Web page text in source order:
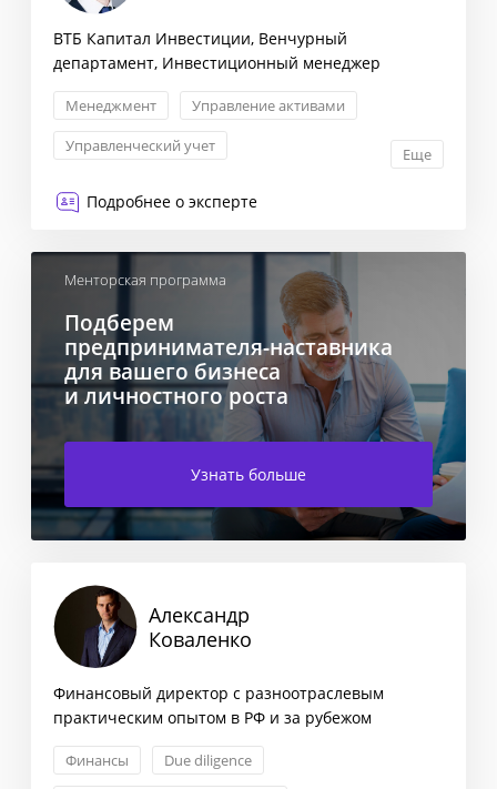
ВТБ Капитал Инвестиции, Венчурный
департамент, Инвестиционный менеджер
Менеджмент
Управление активами
Управленческий учет
Еще
Подробнее о эксперте
Менторская программа
Подберем
предпринимателя-наставника
для вашего бизнеса
и личностного роста
Узнать больше
Александр
Коваленко
Финансовый директор с разноотраслевым
практическим опытом в РФ и за рубежом
Финансы
Due diligence